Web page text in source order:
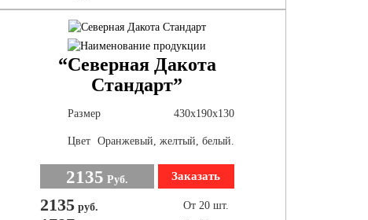
“Северная Дакота
Стандарт”
Размер 430х190х130
Цвет Оранжевый, желтый, белый.
2135 Руб. Заказать
2135руб.
От 20 шт.